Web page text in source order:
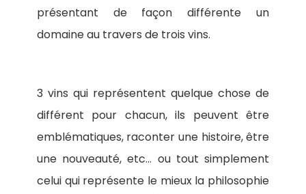
présentant de façon différente un
domaine au travers de trois vins.
3 vins qui représentent quelque chose de
différent pour chacun, ils peuvent être
emblématiques, raconter une histoire, être
une nouveauté, etc… ou tout simplement
celui qui représente le mieux la philosophie